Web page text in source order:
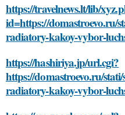
https://travelnews.lt/lib/
id=https://domastroevo.ru/
radiatory-kakoy-vybor-
https://hashiriya.jp/url.cgi?
https://domastroevo.ru/
radiatory-kakoy-vybor-